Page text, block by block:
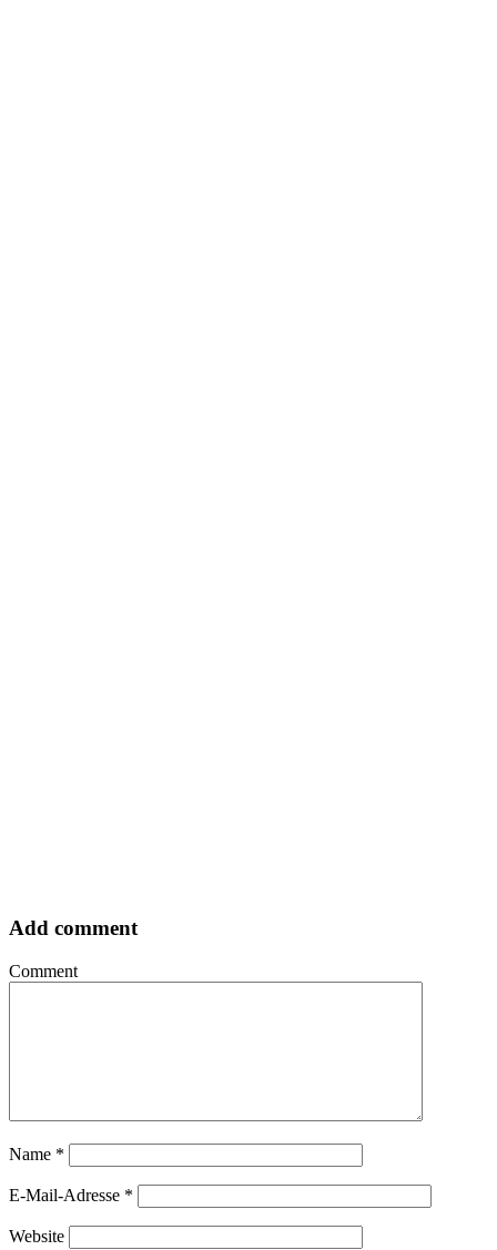
Add comment
Comment
Name *
E-Mail-Adresse *
Website